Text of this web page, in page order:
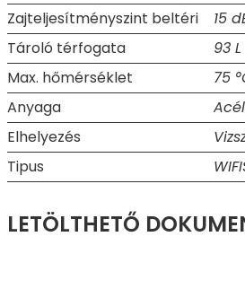
Zajteljesítményszint beltéri
15
Tároló térfogata
93 L
Max. hőmérséklet
75
Anyaga
Elhelyezés
Tipus
LETÖLTHETŐ